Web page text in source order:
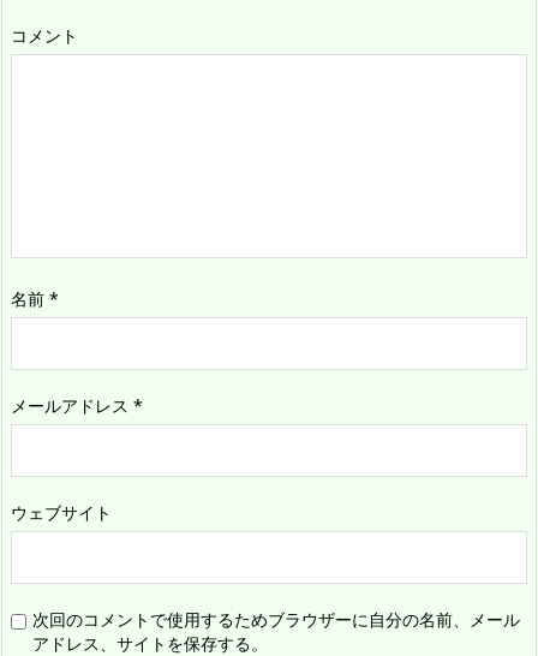
コメント
名前 *
メールアドレス *
ウェブサイト
次回のコメントで使用するためブラウザーに自分の名前、メール
アドレス、サイトを保存する。